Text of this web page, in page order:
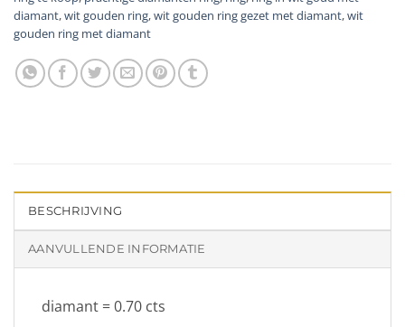
diamant,wit gouden ring,wit gouden ring gezet met diamant,wit
gouden ring met diamant
BESCHRIJVING
AANVULLENDE INFORMATIE
diamant = 0.70 cts